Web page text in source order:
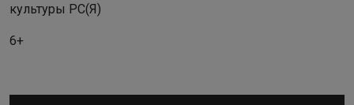
культуры РС(Я)
6+